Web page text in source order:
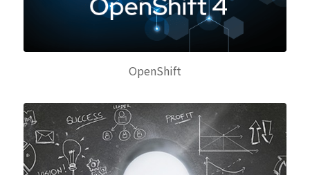
OpenShift